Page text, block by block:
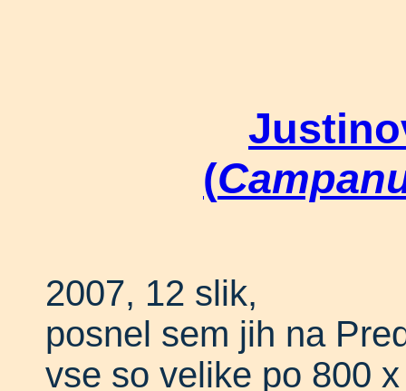
(
2007, 12 slik,
posnel sem jih na
vse so velike po 800